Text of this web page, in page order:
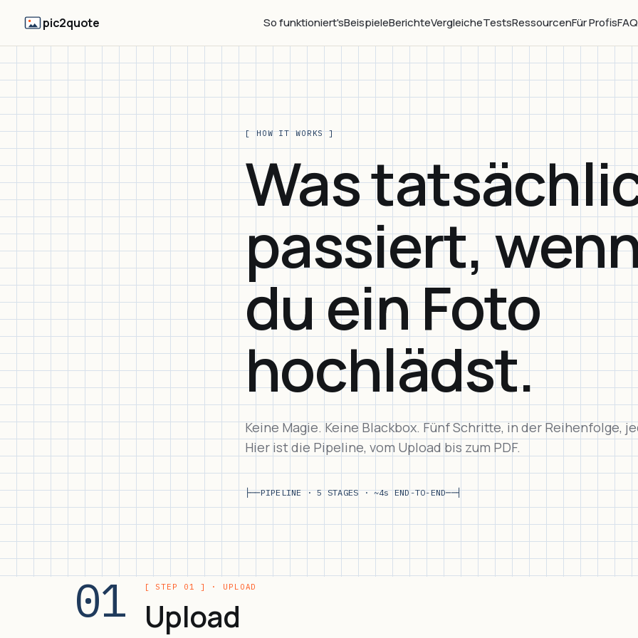
pic2quote So funktioniert'sBeispieleBerichteVergleicheTestsRessourcenFür ProfisFAQ
[ HOW IT WORKS ]
Was
passiert,
du ein Foto
hochlädst.
Keine Magie. Keine Blackbox. Fünf Schritte, in der Reihenfolge,
Hier ist die Pipeline, vom Upload bis zum PDF.
├──PIPELINE · 5 STAGES · ~4s END-TO-END──┤
01 [ STEP 01 ] · UPLOAD
Upload